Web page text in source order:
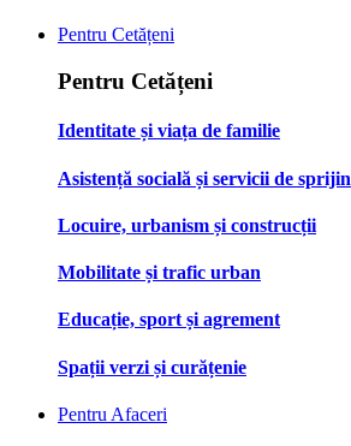
Pentru Cetățeni
Pentru Cetățeni
Identitate și viața de familie
Asistență socială și servicii de sprijin
Locuire, urbanism și construcții
Mobilitate și trafic urban
Educație, sport și agrement
Spații verzi și curățenie
Pentru Afaceri